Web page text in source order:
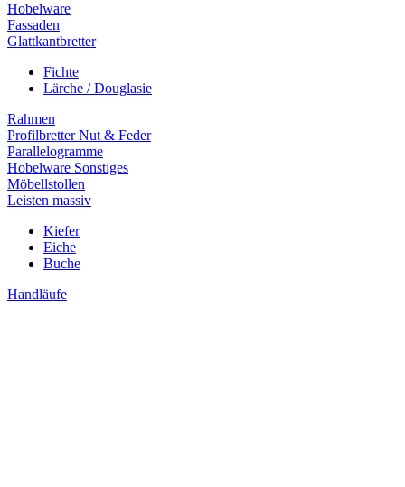
Hobelware
Fassaden
Glattkantbretter
Fichte
Lärche / Douglasie
Rahmen
Profilbretter Nut & Feder
Parallelogramme
Hobelware Sonstiges
Möbellstollen
Leisten massiv
Kiefer
Eiche
Buche
Handläufe